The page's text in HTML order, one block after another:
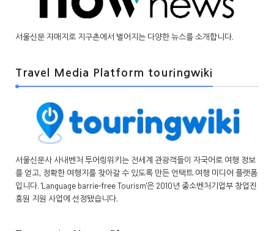
서울신문 자매지로 지구촌에서 벌어지는 다양한 뉴스를 소개합니다.
Travel Media Platform touringwiki
서울신문사 사내벤처 투어링위키는 전세계 관광객들이 자국어로 여행 정보
를 얻고, 정확한 여행지를 찾아갈 수 있도록 만든 언택트 여행 미디어 플랫폼
입니다. 'Language barrie-free Tourism'은 2010년 중소벤처기업부 창업진
흥원 지원 사업에 선정됐습니다.